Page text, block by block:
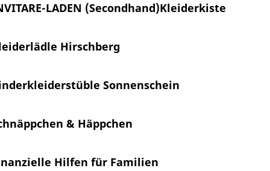
LADEN (Secondhand)Kleiderkiste
Hirschberg
Sonnenschein
& Häppchen
Hilfen für Familien